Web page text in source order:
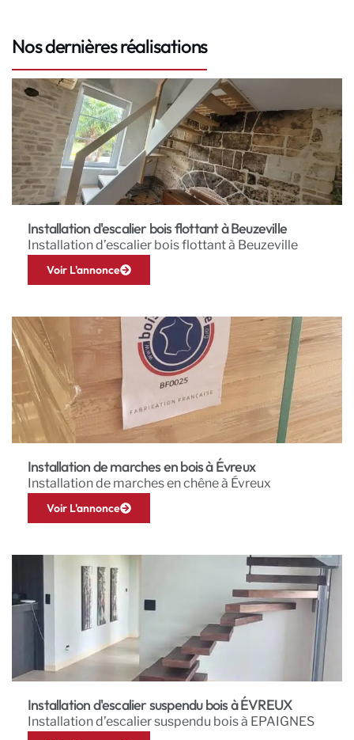
Nos dernières réalisations
Installation d'escalier bois flottant à Beuzeville
Installation d’escalier bois flottant à Beuzeville
Voir L'annonce
Installation de marches en bois à Évreux
Installation de marches en chêne à Évreux
Voir L'annonce
Installation d'escalier suspendu bois à ÉVREUX
Installation d’escalier suspendu bois à EPAIGNES